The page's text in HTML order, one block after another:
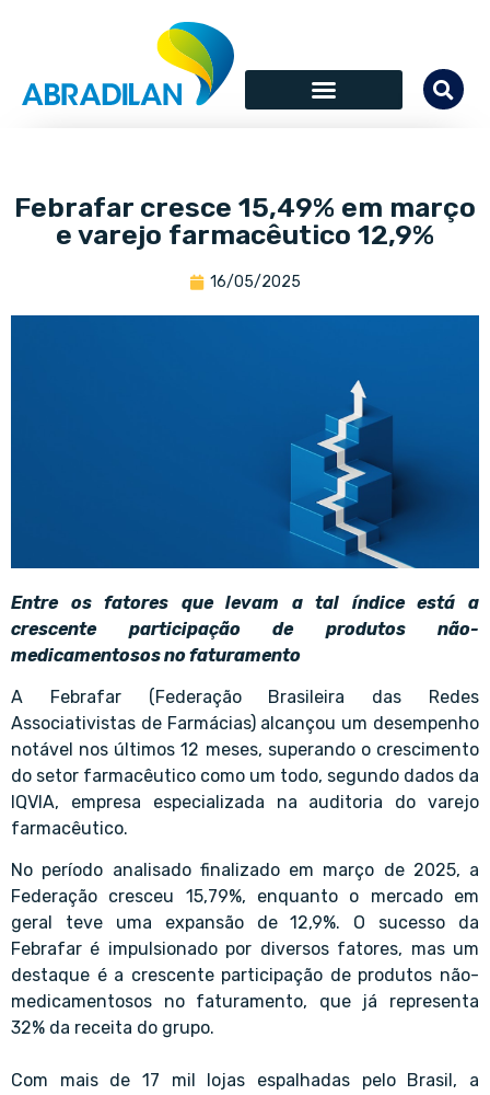
Febrafar cresce 15,49% em março
e varejo farmacêutico 12,9%
16/05/2025
Entre os fatores que levam a tal índice está a
crescente participação de produtos não-
medicamentosos no faturamento
A Febrafar (Federação Brasileira das Redes
Associativistas de Farmácias) alcançou um desempenho
notável nos últimos 12 meses, superando o crescimento
do setor farmacêutico como um todo, segundo dados da
IQVIA, empresa especializada na auditoria do varejo
farmacêutico.
No período analisado finalizado em março de 2025, a
Federação cresceu 15,79%, enquanto o mercado em
geral teve uma expansão de 12,9%. O sucesso da
Febrafar é impulsionado por diversos fatores, mas um
destaque é a crescente participação de produtos não-
medicamentosos no faturamento, que já representa
32% da receita do grupo.
Com mais de 17 mil lojas espalhadas pelo Brasil, a